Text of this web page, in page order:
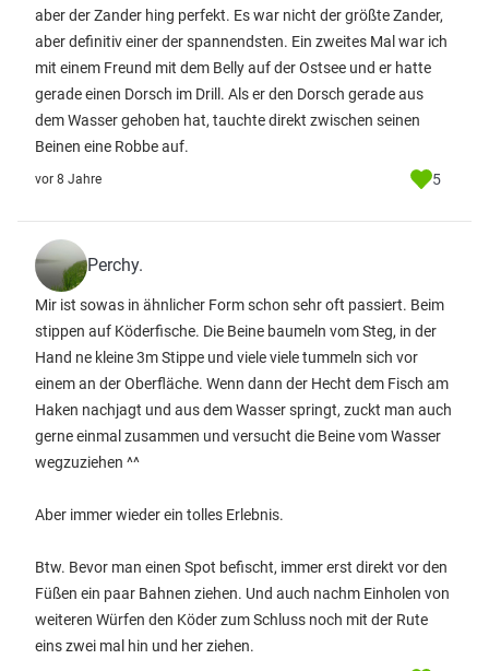
aber der Zander hing perfekt. Es war nicht der größte Zander,
aber definitiv einer der spannendsten. Ein zweites Mal war ich
mit einem Freund mit dem Belly auf der Ostsee und er hatte
gerade einen Dorsch im Drill. Als er den Dorsch gerade aus
dem Wasser gehoben hat, tauchte direkt zwischen seinen
Beinen eine Robbe auf.
vor 8 Jahre 5
Perchy.
Mir ist sowas in ähnlicher Form schon sehr oft passiert. Beim
stippen auf Köderfische. Die Beine baumeln vom Steg, in der
Hand ne kleine 3m Stippe und viele viele tummeln sich vor
einem an der Oberfläche. Wenn dann der Hecht dem Fisch am
Haken nachjagt und aus dem Wasser springt, zuckt man auch
gerne einmal zusammen und versucht die Beine vom Wasser
wegzuziehen ^^
Aber immer wieder ein tolles Erlebnis.
Btw. Bevor man einen Spot befischt, immer erst direkt vor den
Füßen ein paar Bahnen ziehen. Und auch nachm Einholen von
weiteren Würfen den Köder zum Schluss noch mit der Rute
eins zwei mal hin und her ziehen.